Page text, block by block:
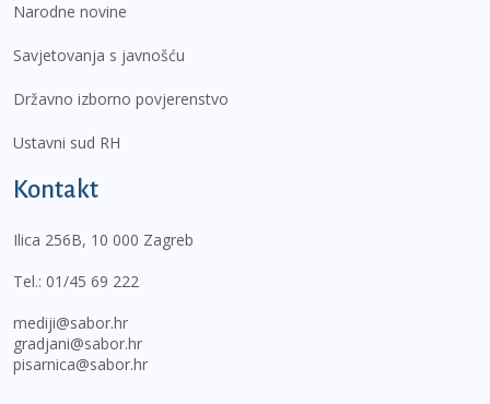
Narodne novine
Savjetovanja s javnošću
Državno izborno povjerenstvo
Ustavni sud RH
Kontakt
Ilica 256B, 10 000 Zagreb
Tel.: 01/45 69 222
mediji@sabor.hr
gradjani@sabor.hr
pisarnica@sabor.hr